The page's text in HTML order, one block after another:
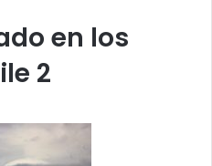
en los
2